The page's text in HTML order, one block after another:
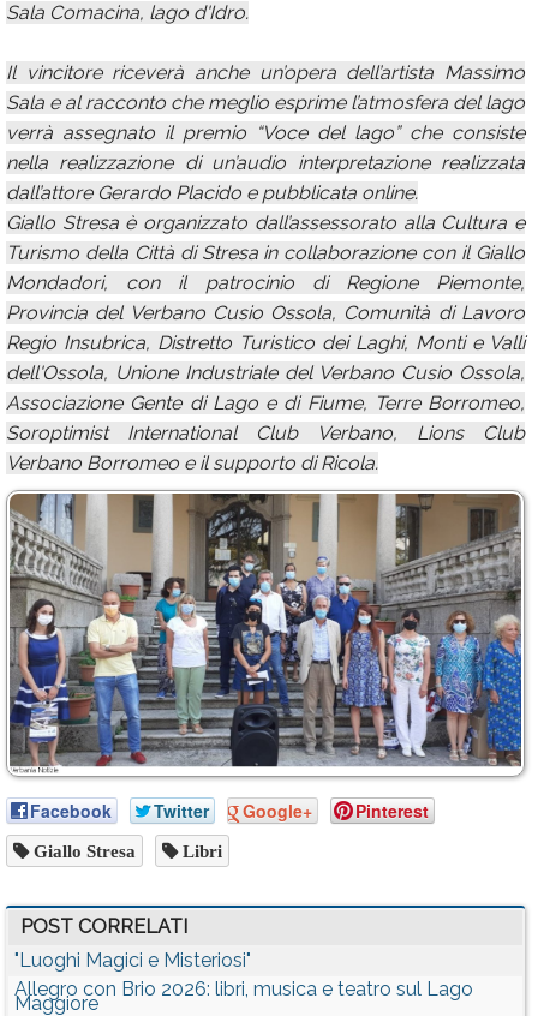
Sala Comacina, lago d'Idro.
Il vincitore riceverà anche un’opera dell’artista Massimo
Sala e al racconto che meglio esprime l’atmosfera del lago
verrà assegnato il premio “Voce del lago” che consiste
nella realizzazione di un’audio interpretazione realizzata
dall’attore Gerardo Placido e pubblicata online.
Giallo Stresa è organizzato dall’assessorato alla Cultura e
Turismo della Città di Stresa in collaborazione con il Giallo
Mondadori, con il patrocinio di Regione Piemonte,
Provincia del Verbano Cusio Ossola, Comunità di Lavoro
Regio Insubrica, Distretto Turistico dei Laghi, Monti e Valli
dell'Ossola, Unione Industriale del Verbano Cusio Ossola,
Associazione Gente di Lago e di Fiume, Terre Borromeo,
Soroptimist International Club Verbano, Lions Club
Verbano Borromeo e il supporto di Ricola.
Facebook Twitter Google+ Pinterest
Giallo Stresa Libri
POST CORRELATI
"Luoghi Magici e Misteriosi"
Allegro con Brio 2026: libri, musica e teatro sul Lago
Maggiore